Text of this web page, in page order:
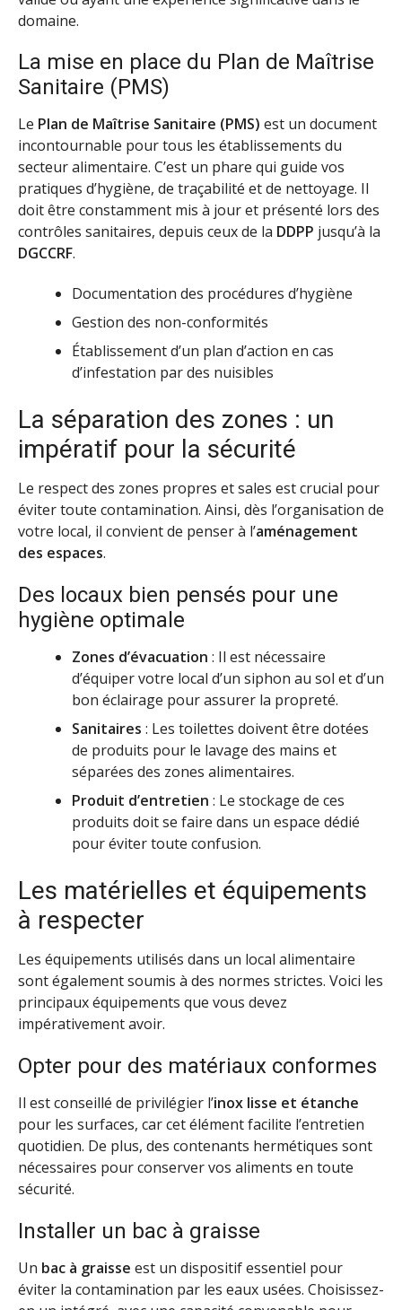
domaine.
La mise en place du Plan de Maîtrise
Sanitaire (PMS)
Le Plan de Maîtrise Sanitaire (PMS) est un document
incontournable pour tous les établissements du
secteur alimentaire. C’est un phare qui guide vos
pratiques d’hygiène, de traçabilité et de nettoyage. Il
doit être constamment mis à jour et présenté lors des
contrôles sanitaires, depuis ceux de la DDPP jusqu’à la
DGCCRF.
Documentation des procédures d’hygiène
Gestion des non-conformités
Établissement d’un plan d’action en cas
d’infestation par des nuisibles
La séparation des zones : un
impératif pour la sécurité
Le respect des zones propres et sales est crucial pour
éviter toute contamination. Ainsi, dès l’organisation de
votre local, il convient de penser à l’aménagement
des espaces.
Des locaux bien pensés pour une
hygiène optimale
Zones d’évacuation : Il est nécessaire
d’équiper votre local d’un siphon au sol et d’un
bon éclairage pour assurer la propreté.
Sanitaires : Les toilettes doivent être dotées
de produits pour le lavage des mains et
séparées des zones alimentaires.
Produit d’entretien : Le stockage de ces
produits doit se faire dans un espace dédié
pour éviter toute confusion.
Les matérielles et équipements
à respecter
Les équipements utilisés dans un local alimentaire
sont également soumis à des normes strictes. Voici les
principaux équipements que vous devez
impérativement avoir.
Opter pour des matériaux conformes
Il est conseillé de privilégier l’inox lisse et étanche
pour les surfaces, car cet élément facilite l’entretien
quotidien. De plus, des contenants hermétiques sont
nécessaires pour conserver vos aliments en toute
sécurité.
Installer un bac à graisse
Un bac à graisse est un dispositif essentiel pour
éviter la contamination par les eaux usées. Choisissez-